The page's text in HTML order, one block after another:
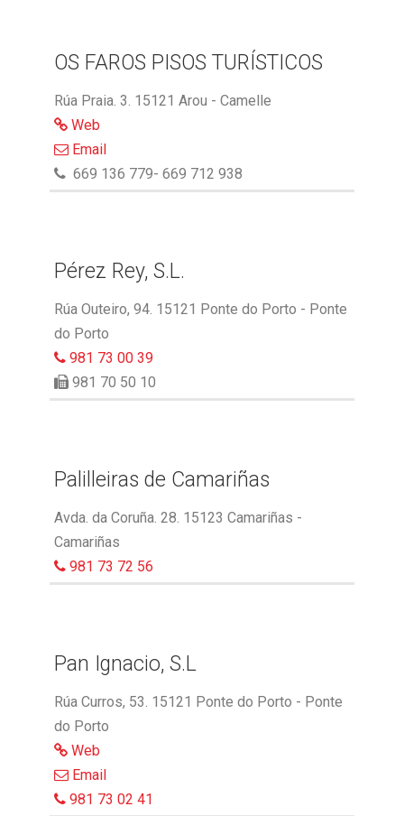
OS FAROS PISOS TURÍSTICOS
Rúa Praia. 3. 15121 Arou - Camelle
Web
Email
669 136 779- 669 712 938
Pérez Rey, S.L.
Rúa Outeiro, 94. 15121 Ponte do Porto - Ponte
do Porto
981 73 00 39
981 70 50 10
Palilleiras de Camariñas
Avda. da Coruña. 28. 15123 Camariñas -
Camariñas
981 73 72 56
Pan Ignacio, S.L
Rúa Curros, 53. 15121 Ponte do Porto - Ponte
do Porto
Web
Email
981 73 02 41